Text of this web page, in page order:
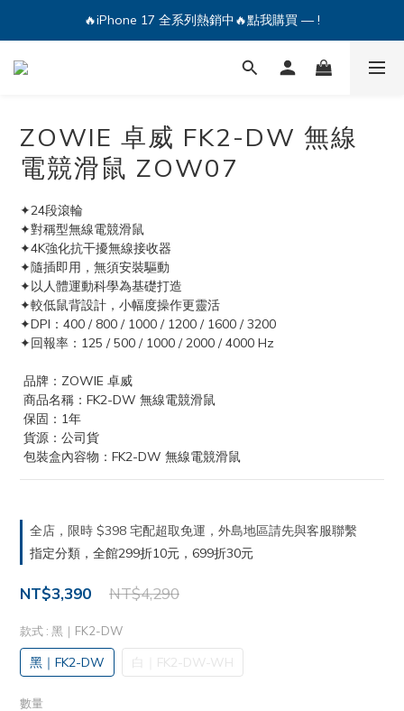
🔥iPhone 17 全系列熱銷中🔥點我購買 — !
🔥iPhone 17 全系列熱銷中🔥點我購買 — !
ZOWIE 卓威 FK2-DW 無線
電競滑鼠 ZOW07
✦24段滾輪
✦對稱型無線電競滑鼠
✦4K強化抗干擾無線接收器
✦隨插即用，無須安裝驅動
✦以人體運動科學為基礎打造
✦較低鼠背設計，小幅度操作更靈活
✦DPI：400 / 800 / 1000 / 1200 / 1600 / 3200
✦回報率：125 / 500 / 1000 / 2000 / 4000 Hz
品牌：ZOWIE 卓威
商品名稱：FK2-DW 無線電競滑鼠
保固：1年
貨源：公司貨
包裝盒內容物：FK2-DW 無線電競滑鼠
全店，限時 $398 宅配超取免運，外島地區請先與客服聯繫
指定分類，全館299折10元，699折30元
NT$4,290
NT$3,390
款式 : 黑｜FK2-DW
黑｜FK2-DW 白｜FK2-DW-WH
數量